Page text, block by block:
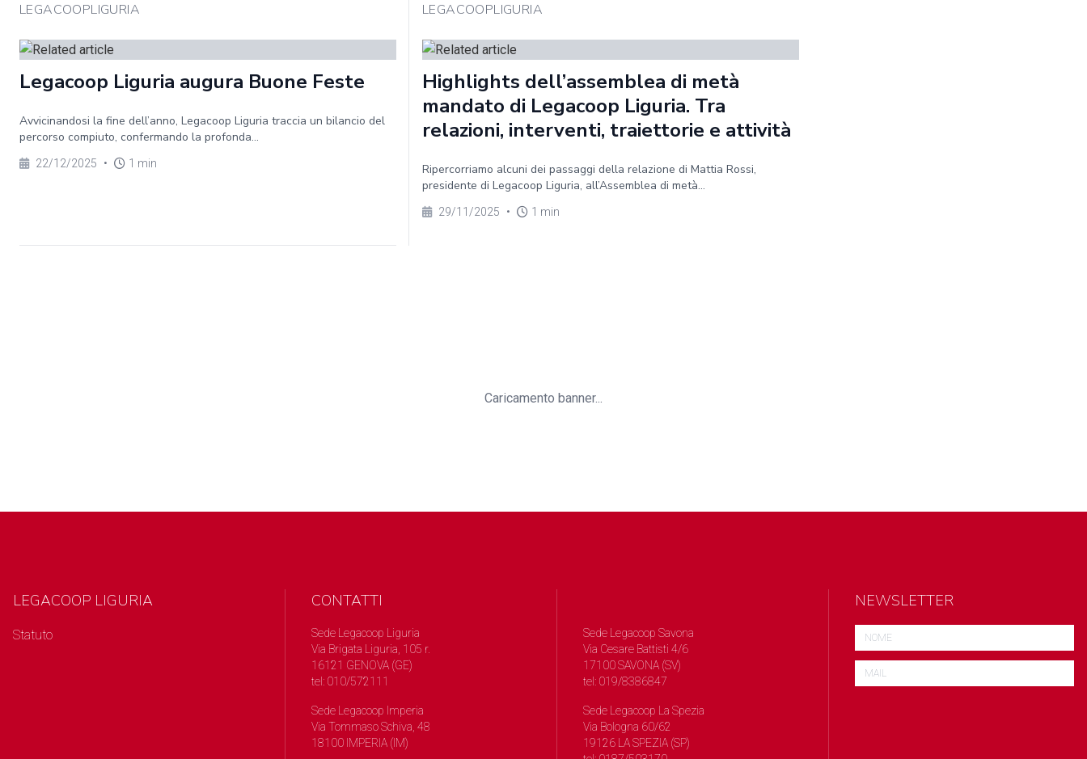
LEGACOOPLIGURIA
Legacoop Liguria augura Buone Feste
Avvicinandosi la fine dell’anno, Legacoop Liguria traccia un bilancio del
percorso compiuto, confermando la profonda...
22/12/2025 • 1 min
LEGACOOPLIGURIA
Highlights dell’assemblea di metà
mandato di Legacoop Liguria. Tra
relazioni, interventi, traiettorie e attività
Ripercorriamo alcuni dei passaggi della relazione di Mattia Rossi,
presidente di Legacoop Liguria, all’Assemblea di metà...
29/11/2025 • 1 min
Caricamento banner...
LEGACOOP LIGURIA
Statuto
CONTATTI
Sede Legacoop Liguria
Via Brigata Liguria, 105 r.
16121 GENOVA (GE)
tel: 010/572111
Sede Legacoop Imperia
Via Tommaso Schiva, 48
18100 IMPERIA (IM)
Sede Legacoop Savona
Via Cesare Battisti 4/6
17100 SAVONA (SV)
tel: 019/8386847
Sede Legacoop La Spezia
Via Bologna 60/62
19126 LA SPEZIA (SP)
NEWSLETTER